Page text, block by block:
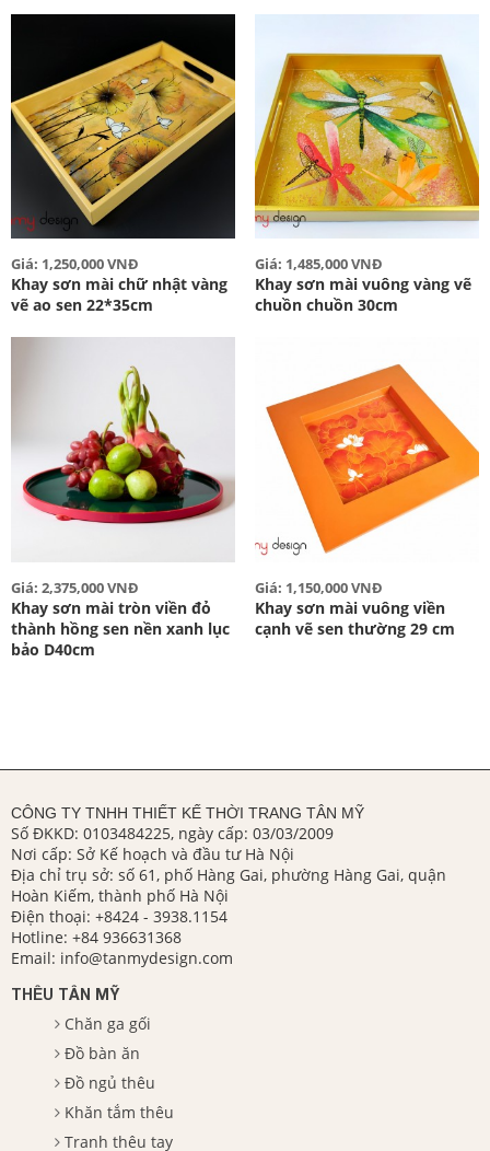
Giá: 1,250,000 VNĐ
Khay sơn mài chữ nhật vàng
vẽ ao sen 22*35cm
Giá: 1,485,000 VNĐ
Khay sơn mài vuông vàng vẽ
chuồn chuồn 30cm
Giá: 2,375,000 VNĐ
Khay sơn mài tròn viền đỏ
thành hồng sen nền xanh lục
bảo D40cm
Giá: 1,150,000 VNĐ
Khay sơn mài vuông viền
cạnh vẽ sen thường 29 cm
CÔNG TY TNHH THIẾT KẾ THỜI TRANG TÂN MỸ
Số ĐKKD: 0103484225, ngày cấp: 03/03/2009
Nơi cấp: Sở Kế hoạch và đầu tư Hà Nội
Địa chỉ trụ sở: số 61, phố Hàng Gai, phường Hàng Gai, quận
Hoàn Kiếm, thành phố Hà Nội
Điện thoại: +8424 - 3938.1154
Hotline: +84 936631368
Email: info@tanmydesign.com
THÊU TÂN MỸ
Chăn ga gối
Đồ bàn ăn
Đồ ngủ thêu
Khăn tắm thêu
Tranh thêu tay